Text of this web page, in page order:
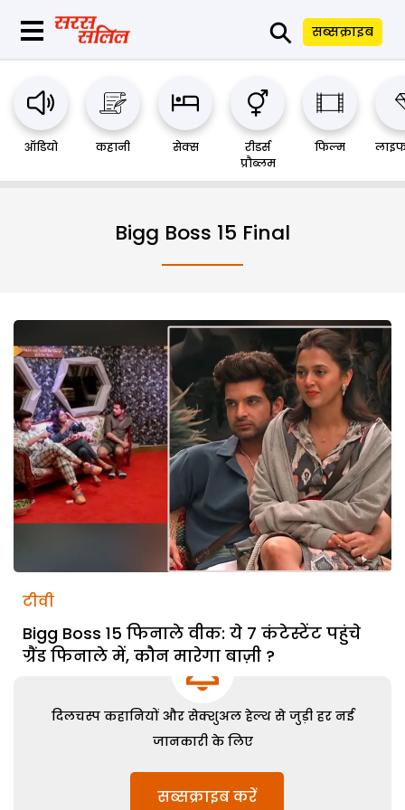
⚲ सब्सक्राइब
ऑडियो कहानी सेक्स
रीडर्स
प्रौब्लम
फिल्म
Bigg Boss 15 Final
टीवी
Bigg Boss 15 फिनाले वीक: ये 7 कंटेस्टेंट पहुंचे
ग्रैंड फिनाले में, कौन मारेगा बाज़ी ?
दिलचस्प कहानियों और सेक्शुअल हेल्थ से जुड़ी हर नई
जानकारी के लिए
सब्सक्राइब करें